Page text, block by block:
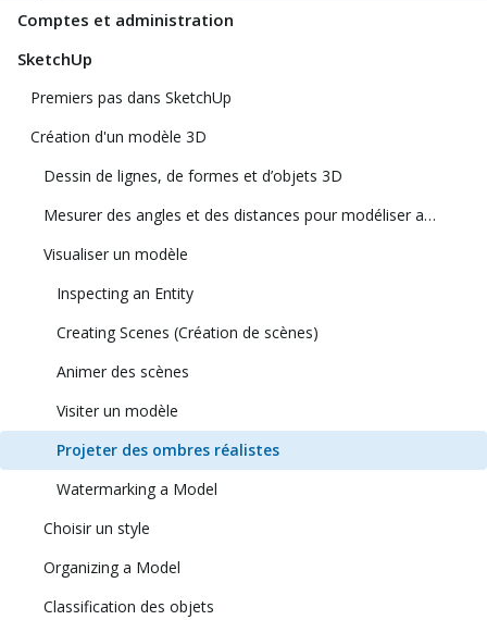
Comptes et administration
SketchUp
Premiers pas dans SketchUp
Création d'un modèle 3D
Dessin de lignes, de formes et d’objets 3D
Mesurer des angles et des distances pour modéliser avec précision
Visualiser un modèle
Inspecting an Entity
Creating Scenes (Création de scènes)
Animer des scènes
Visiter un modèle
Projeter des ombres réalistes
Watermarking a Model
Choisir un style
Organizing a Model
Classification des objets